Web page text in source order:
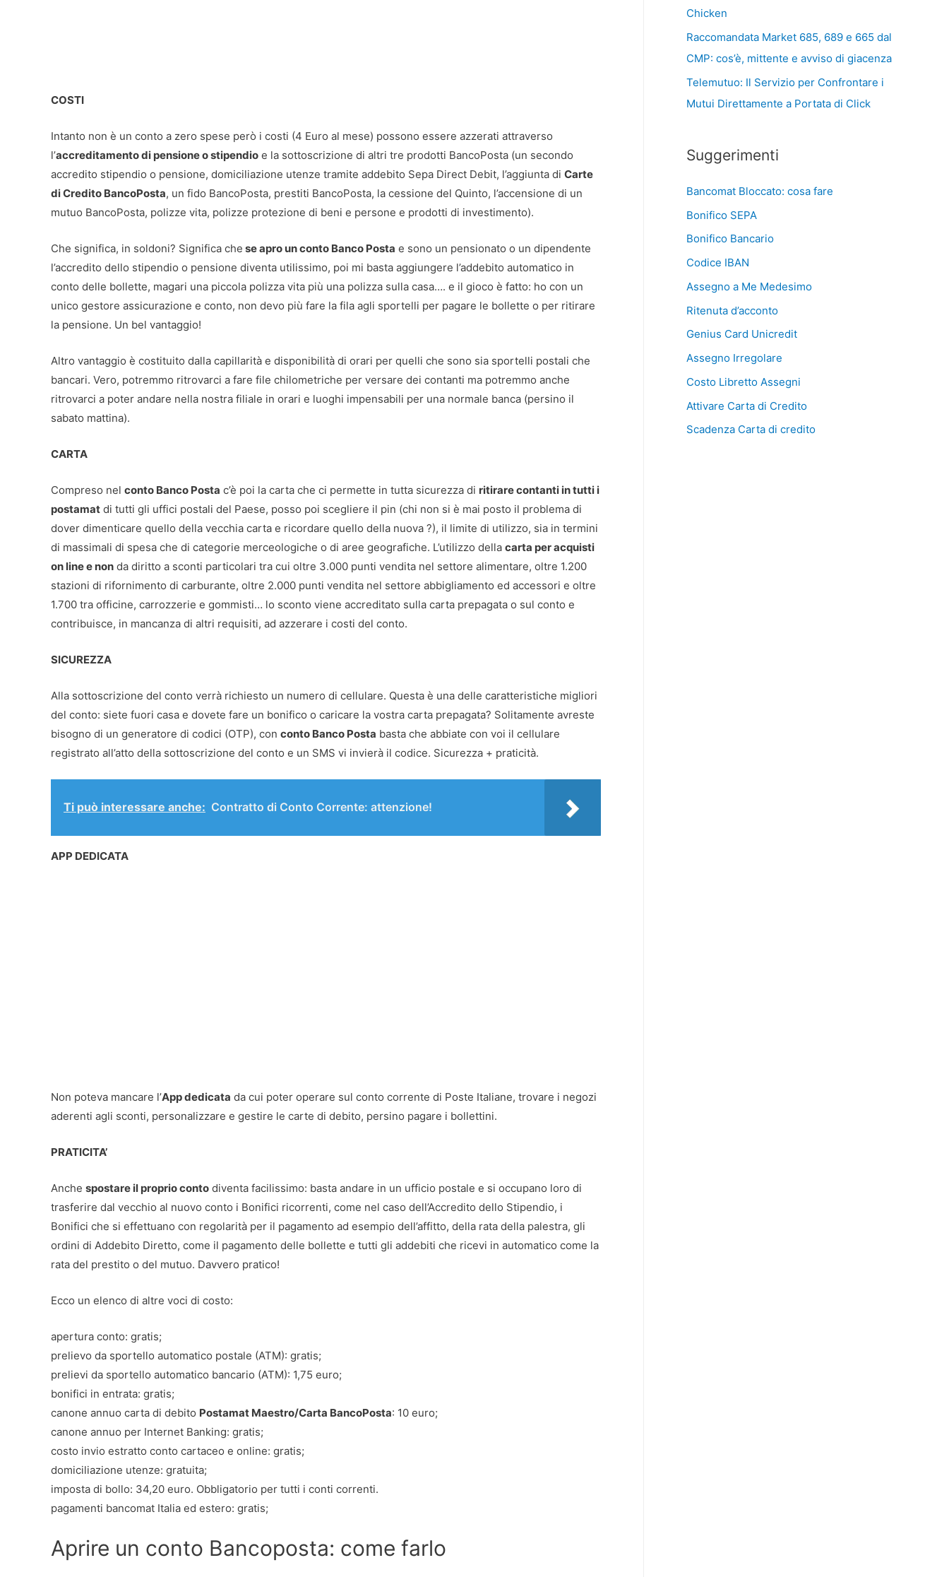
COSTI
Intanto non è un conto a zero spese però i costi (4 Euro al mese) possono essere azzerati attraverso
l’accreditamento di pensione o stipendio e la sottoscrizione di altri tre prodotti BancoPosta (un secondo
accredito stipendio o pensione, domiciliazione utenze tramite addebito Sepa Direct Debit, l’aggiunta di Carte
di Credito BancoPosta, un fido BancoPosta, prestiti BancoPosta, la cessione del Quinto, l’accensione di un
mutuo BancoPosta, polizze vita, polizze protezione di beni e persone e prodotti di investimento).
Che significa, in soldoni? Significa che se apro un conto Banco Posta e sono un pensionato o un dipendente
l’accredito dello stipendio o pensione diventa utilissimo, poi mi basta aggiungere l’addebito automatico in
conto delle bollette, magari una piccola polizza vita più una polizza sulla casa…. e il gioco è fatto: ho con un
unico gestore assicurazione e conto, non devo più fare la fila agli sportelli per pagare le bollette o per ritirare
la pensione. Un bel vantaggio!
Altro vantaggio è costituito dalla capillarità e disponibilità di orari per quelli che sono sia sportelli postali che
bancari. Vero, potremmo ritrovarci a fare file chilometriche per versare dei contanti ma potremmo anche
ritrovarci a poter andare nella nostra filiale in orari e luoghi impensabili per una normale banca (persino il
sabato mattina).
CARTA
Compreso nel conto Banco Posta c’è poi la carta che ci permette in tutta sicurezza di ritirare contanti in tutti i
postamat di tutti gli uffici postali del Paese, posso poi scegliere il pin (chi non si è mai posto il problema di
dover dimenticare quello della vecchia carta e ricordare quello della nuova ?), il limite di utilizzo, sia in termini
di massimali di spesa che di categorie merceologiche o di aree geografiche. L’utilizzo della carta per acquisti
on line e non da diritto a sconti particolari tra cui oltre 3.000 punti vendita nel settore alimentare, oltre 1.200
stazioni di rifornimento di carburante, oltre 2.000 punti vendita nel settore abbigliamento ed accessori e oltre
1.700 tra officine, carrozzerie e gommisti… lo sconto viene accreditato sulla carta prepagata o sul conto e
contribuisce, in mancanza di altri requisiti, ad azzerare i costi del conto.
SICUREZZA
Alla sottoscrizione del conto verrà richiesto un numero di cellulare. Questa è una delle caratteristiche migliori
del conto: siete fuori casa e dovete fare un bonifico o caricare la vostra carta prepagata? Solitamente avreste
bisogno di un generatore di codici (OTP), con conto Banco Posta basta che abbiate con voi il cellulare
registrato all’atto della sottoscrizione del conto e un SMS vi invierà il codice. Sicurezza + praticità.
Ti può interessare anche: Contratto di Conto Corrente: attenzione!
APP DEDICATA
Non poteva mancare l’App dedicata da cui poter operare sul conto corrente di Poste Italiane, trovare i negozi
aderenti agli sconti, personalizzare e gestire le carte di debito, persino pagare i bollettini.
PRATICITA’
Anche spostare il proprio conto diventa facilissimo: basta andare in un ufficio postale e si occupano loro di
trasferire dal vecchio al nuovo conto i Bonifici ricorrenti, come nel caso dell’Accredito dello Stipendio, i
Bonifici che si effettuano con regolarità per il pagamento ad esempio dell’affitto, della rata della palestra, gli
ordini di Addebito Diretto, come il pagamento delle bollette e tutti gli addebiti che ricevi in automatico come la
rata del prestito o del mutuo. Davvero pratico!
Ecco un elenco di altre voci di costo:
apertura conto: gratis;
prelievo da sportello automatico postale (ATM): gratis;
prelievi da sportello automatico bancario (ATM): 1,75 euro;
bonifici in entrata: gratis;
canone annuo carta di debito Postamat Maestro/Carta BancoPosta: 10 euro;
canone annuo per Internet Banking: gratis;
costo invio estratto conto cartaceo e online: gratis;
domiciliazione utenze: gratuita;
imposta di bollo: 34,20 euro. Obbligatorio per tutti i conti correnti.
pagamenti bancomat Italia ed estero: gratis;
Aprire un conto Bancoposta: come farlo
Chicken
Raccomandata Market 685, 689 e 665 dal
CMP: cos’è, mittente e avviso di giacenza
Telemutuo: Il Servizio per Confrontare i
Mutui Direttamente a Portata di Click
Suggerimenti
Bancomat Bloccato: cosa fare
Bonifico SEPA
Bonifico Bancario
Codice IBAN
Assegno a Me Medesimo
Ritenuta d’acconto
Genius Card Unicredit
Assegno Irregolare
Costo Libretto Assegni
Attivare Carta di Credito
Scadenza Carta di credito